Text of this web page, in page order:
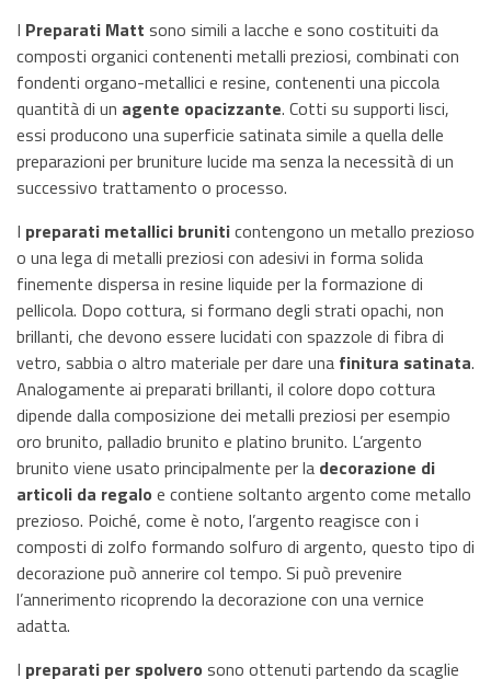
I Preparati Matt sono simili a lacche e sono costituiti da
composti organici contenenti metalli preziosi, combinati con
fondenti organo-metallici e resine, contenenti una piccola
quantità di un agente opacizzante. Cotti su supporti lisci,
essi producono una superficie satinata simile a quella delle
preparazioni per bruniture lucide ma senza la necessità di un
successivo trattamento o processo.
I preparati metallici bruniticontengono un metallo prezioso
o una lega di metalli preziosi con adesivi in forma solida
finemente dispersa in resine liquide per la formazione di
pellicola. Dopo cottura, si formano degli strati opachi, non
brillanti, che devono essere lucidati con spazzole di fibra di
vetro, sabbia o altro materiale per dare una finitura satinata.
Analogamente ai preparati brillanti, il colore dopo cottura
dipende dalla composizione dei metalli preziosi per esempio
oro brunito, palladio brunito e platino brunito. L’argento
brunito viene usato principalmente per la decorazione di
articoli da regalo e contiene soltanto argento come metallo
prezioso. Poiché, come è noto, l’argento reagisce con i
composti di zolfo formando solfuro di argento, questo tipo di
decorazione può annerire col tempo. Si può prevenire
l’annerimento ricoprendo la decorazione con una vernice
adatta.
I preparati per spolvero sono ottenuti partendo da scaglie